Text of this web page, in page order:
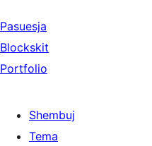
Pasuesja
Blockskit
Portfolio
Shembuj
Tema